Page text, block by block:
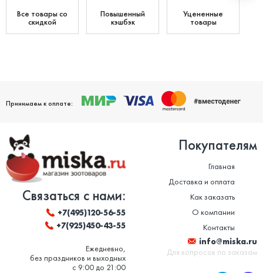
Все товары со
скидкой
Повышенный
кэшбэк
Уцененные
товары
Принимаем к оплате:
Связаться с нами:
+7(495)120-56-55
+7(925)450-43-55
Ежедневно,
без праздников и выходных
с 9:00 до 21:00
Покупателям
Главная
Доставка и оплата
Как заказать
О компании
Контакты
info@miska.ru
Для вопросов по заказам